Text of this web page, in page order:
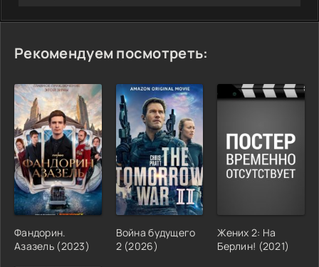
Рекомендуем посмотреть:
Фандорин.
Азазель (2023)
Война будущего
2 (2026)
Жених 2: На
Берлин! (2021)